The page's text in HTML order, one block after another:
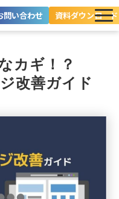
問い合わせ 資料ダウンロード
覧
カギ！？
改善ガイド